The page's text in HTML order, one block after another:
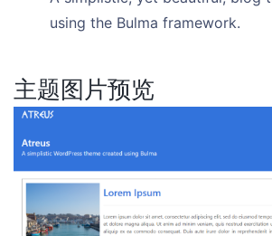
using the Bulma framework.
主题图片预览